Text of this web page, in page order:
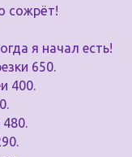
сожрёт!
я начал есть!
650.
400.